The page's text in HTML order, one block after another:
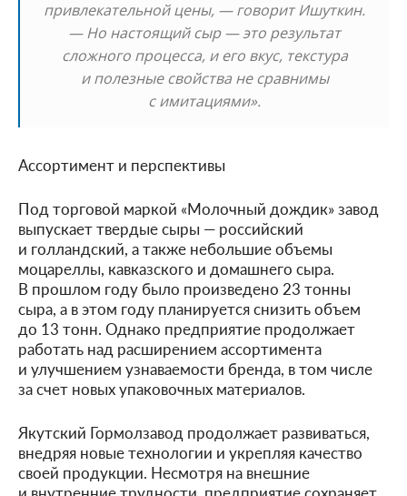
привлекательной цены, — говорит Ишуткин.
— Но настоящий сыр — это результат
сложного процесса, и его вкус, текстура
и полезные свойства не сравнимы
с имитациями».
Ассортимент и перспективы
Под торговой маркой «Молочный дождик» завод
выпускает твердые сыры — российский
и голландский, а также небольшие объемы
моцареллы, кавказского и домашнего сыра.
В прошлом году было произведено 23 тонны
сыра, а в этом году планируется снизить объем
до 13 тонн. Однако предприятие продолжает
работать над расширением ассортимента
и улучшением узнаваемости бренда, в том числе
за счет новых упаковочных материалов.
Якутский Гормолзавод продолжает развиваться,
внедряя новые технологии и укрепляя качество
своей продукции. Несмотря на внешние